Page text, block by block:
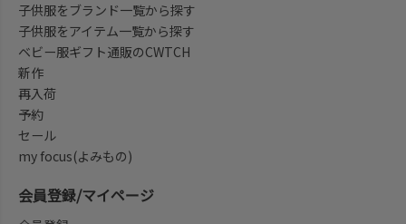
子供服をブランド一覧から探す
子供服をアイテム一覧から探す
ベビー服ギフト通販のCWTCH
新作
再入荷
予約
セール
my focus(よみもの)
会員登録/マイページ